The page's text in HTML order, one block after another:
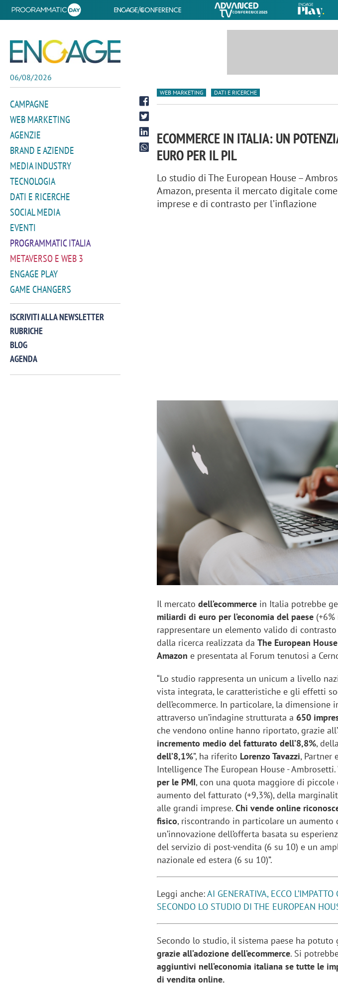
06/08/2026
CAMPAGNE
WEB MARKETING
AGENZIE
BRAND E AZIENDE
MEDIA INDUSTRY
TECNOLOGIA
DATI E RICERCHE
SOCIAL MEDIA
EVENTI
PROGRAMMATIC ITALIA
METAVERSO E WEB 3
ENGAGE PLAY
GAME CHANGERS
ISCRIVITI ALLA NEWSLETTER
RUBRICHE
BLOG
AGENDA
WEB MARKETING DATI E RICERCHE
ECOMMERCE IN ITALIA: UN
EURO PER IL PIL
Lo studio di The European House –
Amazon, presenta il mercato digitale
imprese e di contrasto per l’inflazione
Il mercatodell’ecommerce in Italia potrebbe
miliardi di euro per l’economia del paese
rappresentare un elemento valido di
dalla ricerca realizzata daThe European
Amazon e presentata al Forum tenutosi a
“Lo studio rappresenta un unicum a livello
vista integrata, le caratteristiche e gli effetti
dell’ecommerce. In particolare, la dimensione
attraverso un’indagine strutturata a 650
che vendono online hanno riportato, grazie
incremento medio del fatturato dell’8,8%, della
dell’8,1%”, ha riferito Lorenzo Tavazzi, Partner
Intelligence The European House - Ambrosetti.
per le PMI, con una quota maggiore di
aumento del fatturato (+9,3%), della
alle grandi imprese.Chi vende online
fisico, riscontrando in particolare un aumento
un’innovazione dell’offerta basata su
del servizio di post-vendita (6 su 10) e un
nazionale ed estera (6 su 10)”.
Leggi anche:AI GENERATIVA, ECCO
SECONDO LO STUDIO DI THE EUROPEAN
Secondo lo studio, il sistema paese ha potuto
grazie all’adozione dell’ecommerce. Si
aggiuntivi nell’economia italiana se tutte le
di vendita online.
Manassero, Samsung Ads: «Con Total
Perez, Samsung Ads: «L'Italia è un
mercato strategico e continuerà a
crescere»